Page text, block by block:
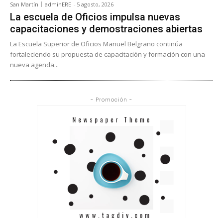
San Martín adminERE - 5 agosto, 2026
La escuela de Oficios impulsa nuevas
capacitaciones y demostraciones abiertas
La Escuela Superior de Oficios Manuel Belgrano continúa
fortaleciendo su propuesta de capacitación y formación con una
nueva agenda...
- Promoción -